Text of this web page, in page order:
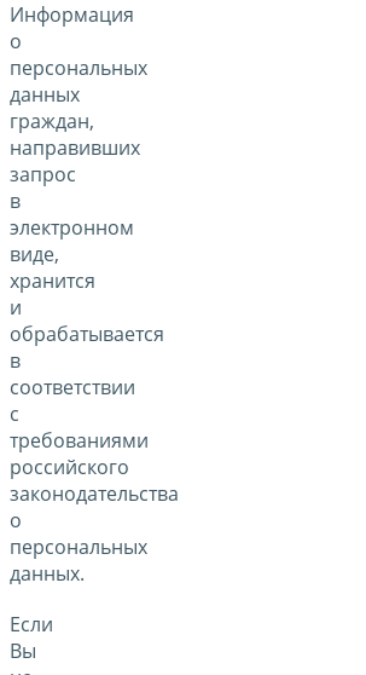
Информация
о
персональных
данных
граждан,
направивших
запрос
в
электронном
виде,
хранится
и
обрабатывается
в
соответствии
с
требованиями
российского
законодательства
о
персональных
данных.
Если
Вы